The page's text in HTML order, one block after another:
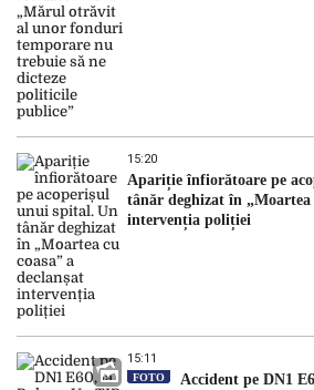
15:20
Apariție înfiorătoare pe
tânăr deghizat în „Moartea
intervenția poliției
15:11
FOTO
Accident pe DN1